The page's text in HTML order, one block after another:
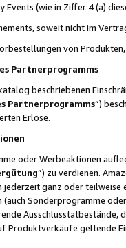
Events (wie in Ziffer 4 (a)
soweit nicht im
von
Partnerprogramms
beschriebenen
Partnerprogramms“)
Erlöse.
oder Werbeaktionen
”) zu verdienen.
ganz oder
Sonderprogramme
Ausschlusstatbestände,
Produktverkäufe geltende